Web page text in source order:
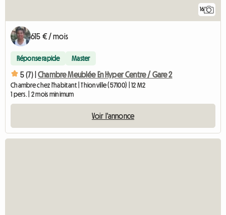
16
615 € / mois
Réponse rapide Master
5 (7) | Chambre Meublée En Hyper Centre / Gare 2
Chambre chez l'habitant | Thionville (57100) | 12 M2
1 pers. | 2 mois minimum
Voir l'annonce